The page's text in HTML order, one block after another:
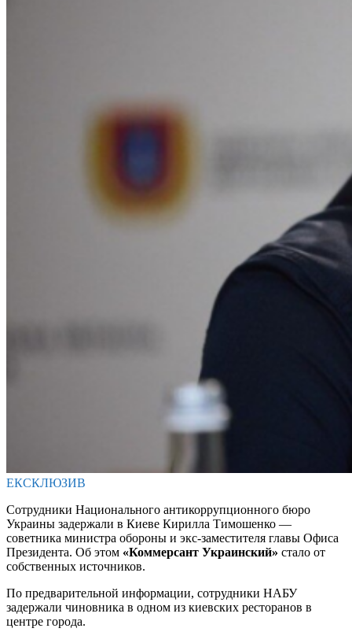
ЕКСКЛЮЗИВ
Сотрудники Национального антикоррупционного бюро
Украины задержали в Киеве Кирилла Тимошенко —
советника министра обороны и экс-заместителя главы Офиса
Президента. Об этом «Коммерсант Украинский» стало от
собственных источников.
По предварительной информации, сотрудники НАБУ
задержали чиновника в одном из киевских ресторанов в
центре города.